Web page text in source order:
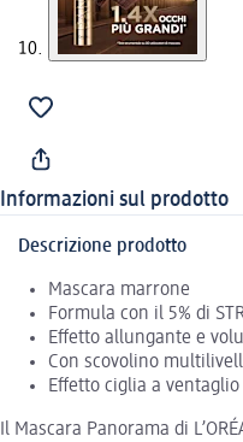
Informazioni sul prodotto
Descrizione prodotto
Mascara marrone
Formula con il 5% di
Effetto allungante e
Con scovolino
Effetto ciglia a ventaglio
Il Mascara Panorama di